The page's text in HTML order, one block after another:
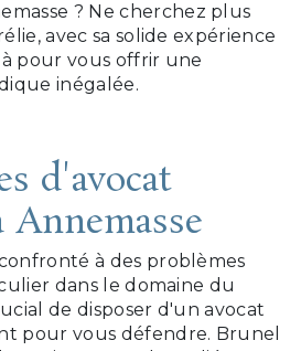
? Ne cherchez plus
avec sa solide expérience
pour vous offrir une
inégalée.
d'avocat
à des problèmes
dans le domaine du
de disposer d'un avocat
pour vous défendre. Brunel